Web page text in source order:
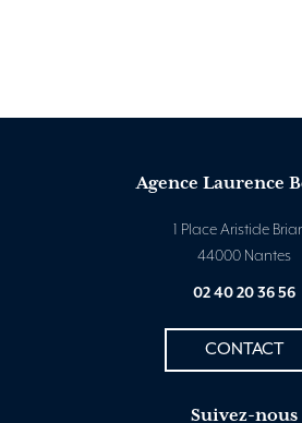
Agence Laurence
1 Place Aristide
44000 Nantes
02 40 20 36 56
CONTACT
Suivez-nous